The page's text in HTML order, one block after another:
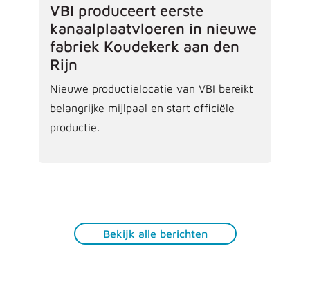
VBI produceert eerste
kanaalplaatvloeren in nieuwe
fabriek Koudekerk aan den
Rijn
Nieuwe productielocatie van VBI bereikt
belangrijke mijlpaal en start officiële
productie.
Bekijk alle berichten